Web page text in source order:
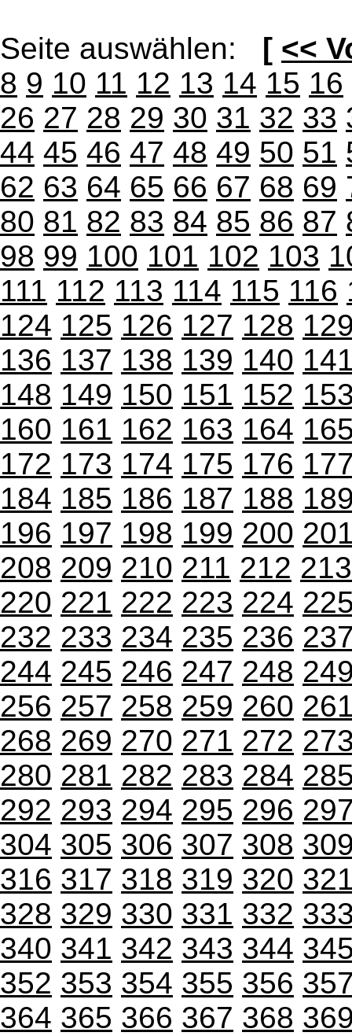
Seite auswählen: [ <<
8 9 10 11 12 13 14 15 16
26 27 28 29 30 31 32 33
44 45 46 47 48 49 50 51
62 63 64 65 66 67 68 69
80 81 82 83 84 85 86 87
98 99 100 101 102 103
111 112 113 114 115 116
124 125 126 127 128
136 137 138 139 140
148 149 150 151 152
160 161 162 163 164
172 173 174 175 176
184 185 186 187 188
196 197 198 199 200
208 209 210 211 212 213
220 221 222 223 224
232 233 234 235 236
244 245 246 247 248
256 257 258 259 260
268 269 270 271 272
280 281 282 283 284
292 293 294 295 296
304 305 306 307 308
316 317 318 319 320
328 329 330 331 332
340 341 342 343 344
352 353 354 355 356
364 365 366 367 368